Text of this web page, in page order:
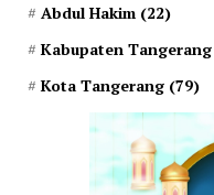
Abdul Hakim (22)
Kabupaten Tangerang
Kota Tangerang (79)